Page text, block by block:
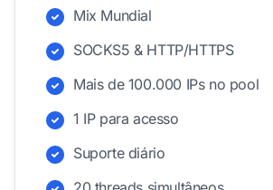
Mix Mundial
SOCKS5 & HTTP/HTTPS
Mais de 100.000 IPs no pool
1 IP para acesso
Suporte diário